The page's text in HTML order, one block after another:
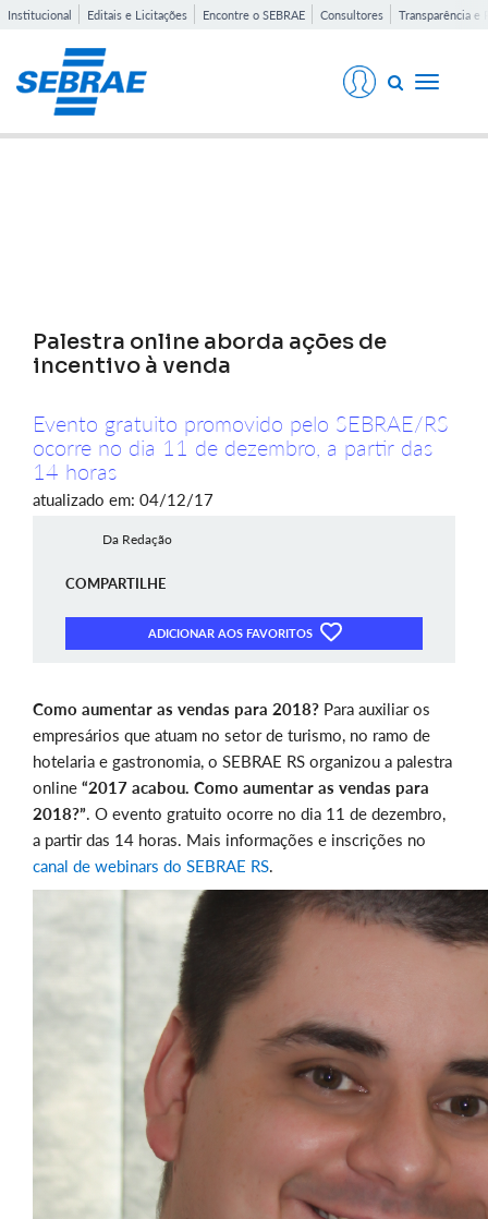
Institucional Editais e Licitações Encontre o SEBRAE Consultores Transparência e
Toggle
Palestra online aborda ações de
incentivo à venda
Evento gratuito promovido pelo SEBRAE/RS
ocorre no dia 11 de dezembro, a partir das
14 horas
atualizado em: 04/12/17
Da Redação
COMPARTILHE
ADICIONAR AOS FAVORITOS
Como aumentar as vendas para 2018? Para auxiliar os
empresários que atuam no setor de turismo, no ramo de
hotelaria e gastronomia, o SEBRAE RS organizou a palestra
online “2017 acabou. Como aumentar as vendas para
2018?”. O evento gratuito ocorre no dia 11 de dezembro,
a partir das 14 horas. Mais informações e inscrições no
canal de webinars do SEBRAE RS.